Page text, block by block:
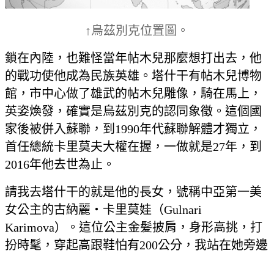
↑烏茲別克位置圖。
鎖在內陸，也難怪當年帖木兒那麼想打出去，他
的戰功使他成為民族英雄。塔什干有帖木兒博物
館，市中心做了雄武的帖木兒雕像，騎在馬上，
英姿煥發，確實是烏茲別克的認同象徵。這個國
家後被併入蘇聯，到1990年代蘇聯解體才獨立，
首任總統卡里莫夫大權在握，一做就是27年，到
2016年他去世為止。
請我去塔什干的就是他的長女，號稱中亞第一美
女公主的古納麗‧卡里莫娃（Gulnari
Karimova）。這位公主金髪披肩，身形高挑，打
扮時髦，穿起高跟鞋怕有200公分，我站在她旁邊